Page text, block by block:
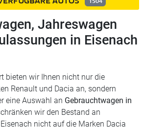
Jahreswagen
in Eisenach
bieten wir Ihnen nicht nur die
Renault und Dacia an, sondern
eine Auswahl an Gebrauchtwagen in
wir den Bestand an
nicht auf die Marken Dacia